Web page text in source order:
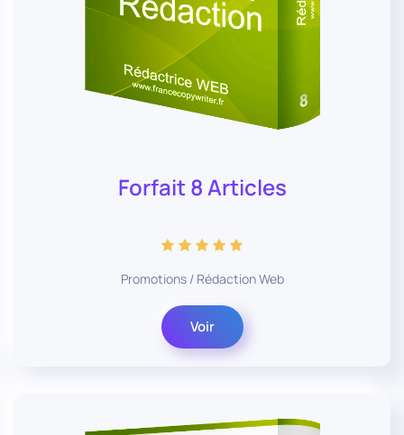
Forfait 8 Articles
Promotions/ Rédaction Web
Voir